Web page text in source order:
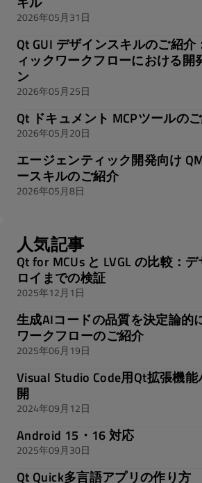
2026年05月31日
Qt GUI デザインスキルのご紹
ィックワークフローにおける開
ン
2026年05月25日
Qt ドキュメント MCPツールの
2026年05月20日
エージェンティック開発向け
ースキルのご紹介
2026年05月8日
人気記事
Qt for MCUs と LVGL の比較：
ロイまでの検証
2025年12月1日
生成AIコードの品質を決定論的
ワークフローのご紹介
2025年06月19日
Visual Studio Code用Qt拡張機
開
2024年09月12日
Android 15・16 対応
2025年09月30日
Qt Quick多言語アプリの作り方